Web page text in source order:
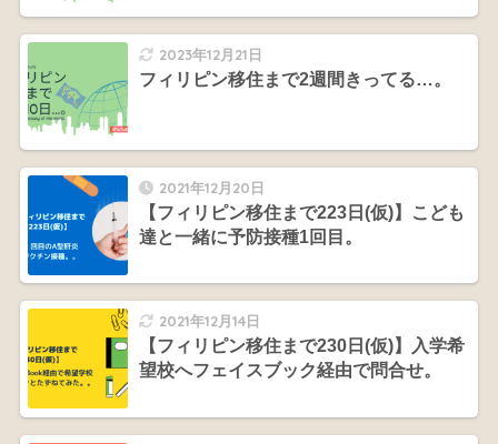
2023年12月21日
フィリピン移住まで2週間きってる…。
2021年12月20日
【フィリピン移住まで223日(仮)】こども
達と一緒に予防接種1回目。
2021年12月14日
【フィリピン移住まで230日(仮)】入学希
望校へフェイスブック経由で問合せ。